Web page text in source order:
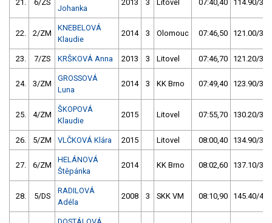
21. 6/ZS
Johanka
2013 3 Litovel 07:40,40 114.90/
22. 2/ZM
KNEBELOVÁ
Klaudie
2014 3 Olomouc 07:46,50 121.00/
23. 7/ZS KRŠKOVÁ Anna 2013 3 Litovel 07:46,70 121.20/
24. 3/ZM
GROSSOVÁ
Luna
2014 3 KK Brno 07:49,40 123.90/
25. 4/ZM
ŠKOPOVÁ
Klaudie
2015 Litovel 07:55,70 130.20/
26. 5/ZM VLČKOVÁ Klára 2015 Litovel 08:00,40 134.90/
27. 6/ZM
HELÁNOVÁ
Štěpánka
2014 KK Brno 08:02,60 137.10/
28. 5/DS
RADILOVÁ
Adéla
2008 3 SKK VM 08:10,90 145.40/